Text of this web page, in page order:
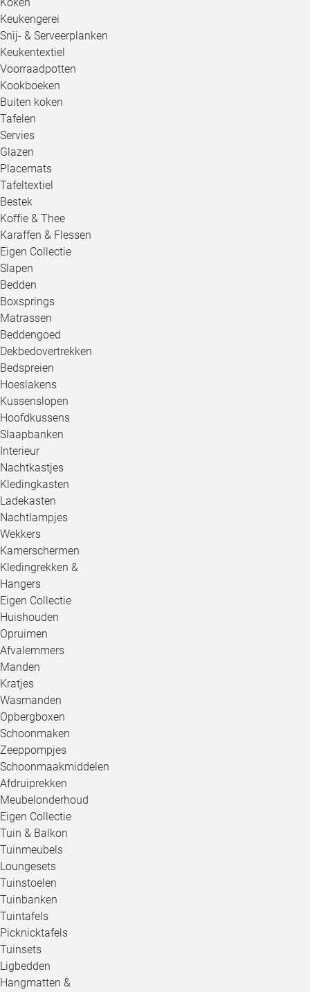
Keukengerei
Snij- & Serveerplanken
Keukentextiel
Voorraadpotten
Kookboeken
Buiten koken
Tafelen
Servies
Glazen
Placemats
Tafeltextiel
Bestek
Koffie & Thee
Karaffen & Flessen
Eigen Collectie
Slapen
Bedden
Boxsprings
Matrassen
Beddengoed
Dekbedovertrekken
Bedspreien
Hoeslakens
Kussenslopen
Hoofdkussens
Slaapbanken
Interieur
Nachtkastjes
Kledingkasten
Ladekasten
Nachtlampjes
Wekkers
Kamerschermen
Kledingrekken &
Hangers
Eigen Collectie
Huishouden
Opruimen
Afvalemmers
Manden
Kratjes
Wasmanden
Opbergboxen
Schoonmaken
Zeeppompjes
Schoonmaakmiddelen
Afdruiprekken
Meubelonderhoud
Eigen Collectie
Tuin & Balkon
Tuinmeubels
Loungesets
Tuinstoelen
Tuinbanken
Tuintafels
Picknicktafels
Tuinsets
Ligbedden
Hangmatten &